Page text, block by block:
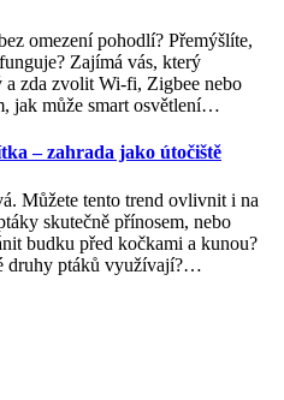
omezení pohodlí? Přemýšlíte,
Zajímá vás, který
zda zvolit Wi-fi, Zigbee nebo
jak může smart osvětlení…
– zahrada jako útočiště
Můžete tento trend ovlivnit i na
skutečně přínosem, nebo
budku před kočkami a kunou?
druhy ptáků využívají?…